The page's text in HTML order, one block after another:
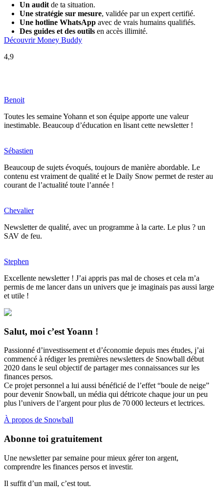
Un audit de ta situation.
Une stratégie sur mesure, validée par un expert certifié.
Une hotline WhatsApp avec de vrais humains qualifiés.
Des guides et des outils en accès illimité.
Découvrir Money Buddy
4,9
Benoit
Toutes les semaine Yohann et son équipe apporte une valeur
inestimable. Beaucoup d’éducation en lisant cette newsletter !
Sébastien
Beaucoup de sujets évoqués, toujours de manière abordable. Le
contenu est vraiment de qualité et le Daily Snow permet de rester au
courant de l’actualité toute l’année !
Chevalier
Newsletter de qualité, avec un programme à la carte. Le plus ? un
SAV de feu.
Stephen
Excellente newsletter ! J’ai appris pas mal de choses et cela m’a
permis de me lancer dans un univers que je imaginais pas aussi large
et utile !
Salut, moi c’est Yoann !
Passionné d’investissement et d’économie depuis mes études, j’ai
commencé à rédiger les premières newsletters de Snowball début
2020 dans le seul objectif de partager mes connaissances sur les
finances persos.
Ce projet personnel a lui aussi bénéficié de l’effet “boule de neige”
pour devenir Snowball, un média qui détricote chaque jour un peu
plus l’univers de l’argent pour plus de 70 000 lecteurs et lectrices.
À propos de Snowball
Abonne toi gratuitement
Une newsletter par semaine pour mieux gérer ton argent,
comprendre les finances persos et investir.
Il suffit d’un mail, c’est tout.